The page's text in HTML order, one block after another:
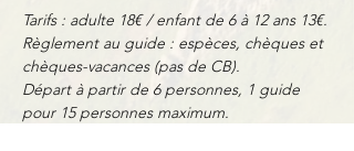
Tarifs : adulte 18€ / enfant de 6 à 12 ans 13€.
Règlement au guide : espèces, chèques et
chèques-vacances (pas de CB).
Départ à partir de 6 personnes, 1 guide
pour 15 personnes maximum.